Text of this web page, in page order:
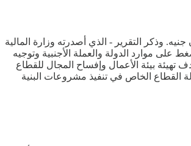
في مصر، أن هناك مبادرة لدعم وتحفيز القطاع الخاص بوضع سقف للاستثمارات العامة للدولة بموازنة 2025 / 2026 بنحو 2.1 تريليون جنيه. وذكر التقرير - الذي أصدرته وزارة المالية
على موارد الدولة والعملة الأجنبية وتوجيه
تهيئة بيئة الأعمال وإفساح المجال للقطاع
من خلال مشاركة الدولة القطاع الخاص في تنفيذ مشروعات البنية